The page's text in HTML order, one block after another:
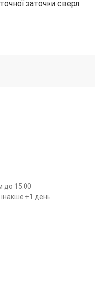
заточки сверл.
до 15:00
+1 день